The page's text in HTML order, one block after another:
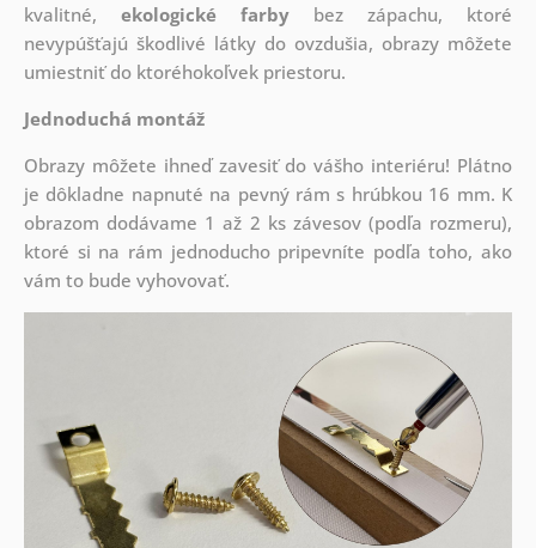
kvalitné, ekologické farby bez zápachu, ktoré
nevypúšťajú škodlivé látky do ovzdušia, obrazy môžete
umiestniť do ktoréhokoľvek priestoru.
Jednoduchá montáž
Obrazy môžete ihneď zavesiť do vášho interiéru! Plátno
je dôkladne napnuté na pevný rám s hrúbkou 16 mm. K
obrazom dodávame 1 až 2 ks závesov (podľa rozmeru),
ktoré si na rám jednoducho pripevníte podľa toho, ako
vám to bude vyhovovať.